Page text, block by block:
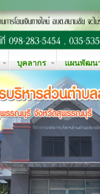
บุคลากร แผนพัฒน